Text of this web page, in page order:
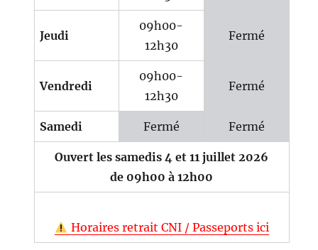
Jeudi
09h00-
12h30
Fermé
Vendredi
09h00-
12h30
Fermé
Samedi Fermé Fermé
Ouvert les samedis 4 et 11 juillet 2026
de 09h00 à 12h00
Horaires retrait CNI / Passeports ici